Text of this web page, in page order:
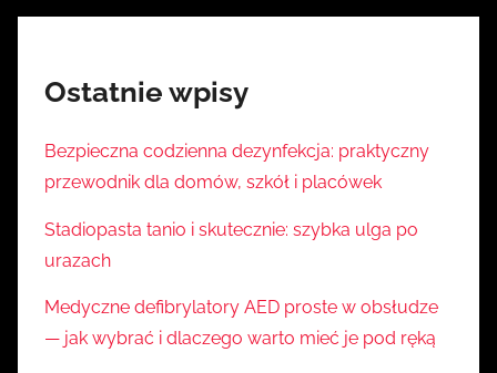
Ostatnie wpisy
Bezpieczna codzienna dezynfekcja: praktyczny
przewodnik dla domów, szkół i placówek
Stadiopasta tanio i skutecznie: szybka ulga po
urazach
Medyczne defibrylatory AED proste w obsłudze
— jak wybrać i dlaczego warto mieć je pod ręką